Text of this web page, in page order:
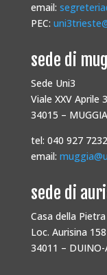
email:
PEC:
sede di
Sede Uni3
Viale XXV Aprile 3
34015 –
tel: 040 927 7232
email:
sede di
Casa della
Loc. Aurisina 158
34011 – DUINO-